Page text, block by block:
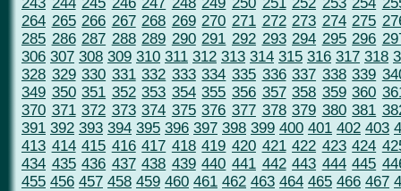
264 265 266 267 268 269 270 271 272 273 274 275
285 286 287 288 289 290 291 292 293 294 295 296
306 307 308 309 310 311 312 313 314 315 316 317 318
328 329 330 331 332 333 334 335 336 337 338 339
349 350 351 352 353 354 355 356 357 358 359 360
370 371 372 373 374 375 376 377 378 379 380 381
391 392 393 394 395 396 397 398 399 400 401 402 403
413 414 415 416 417 418 419 420 421 422 423 424
434 435 436 437 438 439 440 441 442 443 444 445
455 456 457 458 459 460 461 462 463 464 465 466 467